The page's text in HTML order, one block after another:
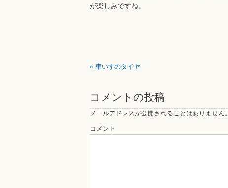
が楽しみですね。
« 車いすのタイヤ
コメントの投稿
メールアドレスが公開されることはありません。
コメント